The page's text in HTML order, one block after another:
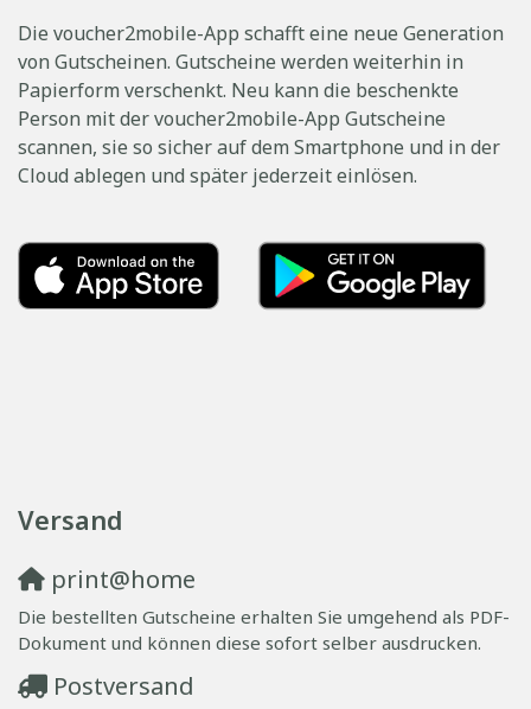
Die voucher2mobile-App schafft eine neue Generation
von Gutscheinen. Gutscheine werden weiterhin in
Papierform verschenkt. Neu kann die beschenkte
Person mit der voucher2mobile-App Gutscheine
scannen, sie so sicher auf dem Smartphone und in der
Cloud ablegen und später jederzeit einlösen.
Versand
print@home
Die bestellten Gutscheine erhalten Sie umgehend als PDF-
Dokument und können diese sofort selber ausdrucken.
Postversand